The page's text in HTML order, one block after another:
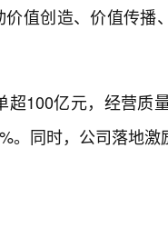
值创造、价值传
超100亿元，经营质
。同时，公司落地